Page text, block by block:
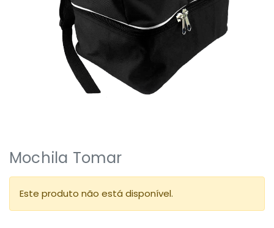
Mochila Tomar
Este produto não está disponível.